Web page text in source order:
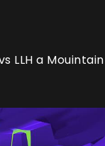
LLH a Mouintain